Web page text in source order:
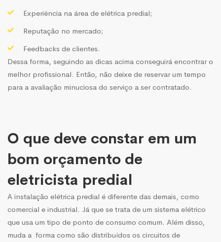
Experiência na área de elétrica predial;
Reputação no mercado;
Feedbacks de clientes.
Dessa forma, seguindo as dicas acima conseguirá encontrar o
melhor profissional. Então, não deixe de reservar um tempo
para a avaliação minuciosa do serviço a ser contratado.
O que deve constar em um
bom orçamento de
eletricista predial
A instalação elétrica predial é diferente das demais, como
comercial e industrial. Já que se trata de um sistema elétrico
que usa um tipo de ponto de consumo comum. Além disso,
muda a forma como são distribuídos os circuitos de